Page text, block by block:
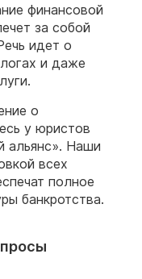
финансовой
за собой
идет о
и даже
о
у юристов
альянс». Наши
всех
полное
банкротства.